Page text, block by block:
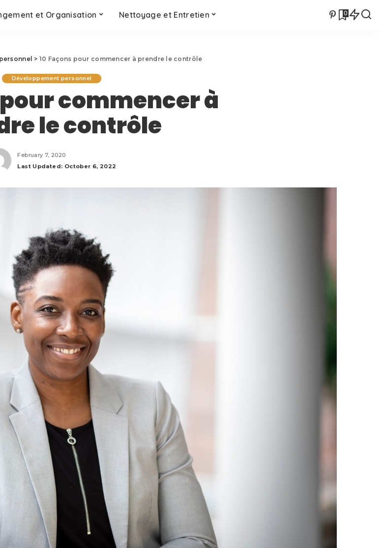
et Organisation Nettoyage et Entretien 0
> 10 Façons pour commencer à prendre le contrôle
Développement personnel
pour commencer à
le contrôle
February 7, 2020
Last Updated: October 6, 2022